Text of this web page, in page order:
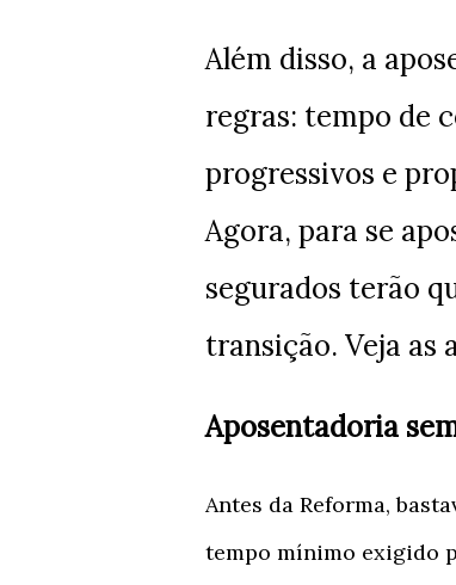
Além disso, a
regras: tempo de
progressivos e
Agora, para se
segurados terão
transição. Veja as
Aposentadoria
Antes da Reforma,
tempo mínimo exigido